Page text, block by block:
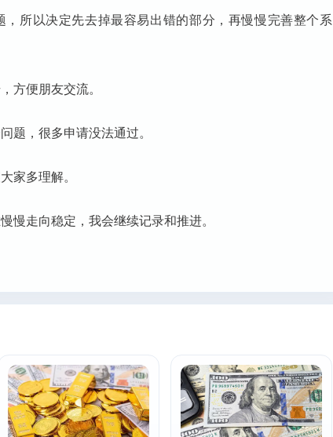
，所以决定先去掉最容易出错的部分，再慢慢完善整个系
方便朋友交流。
题，很多申请没法通过。
家多理解。
慢走向稳定，我会继续记录和推进。